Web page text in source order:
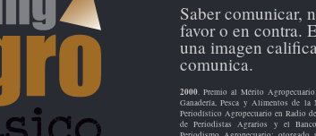
Saber comunicar,
favor o en contra.
una imagen
comunica.
2000. Premio al Mérito
Ganadería, Pesca y Alimentos de la
Periodístico Agropecuario en Radio
de Periodistas Agrarios y el